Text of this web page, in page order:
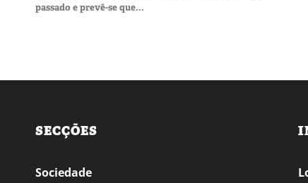
passado e prevê-se que...
SECÇÕES
Sociedade